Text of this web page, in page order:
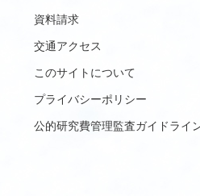
資料請求
交通アクセス
このサイトについて
プライバシーポリシー
公的研究費管理監査ガイドライ